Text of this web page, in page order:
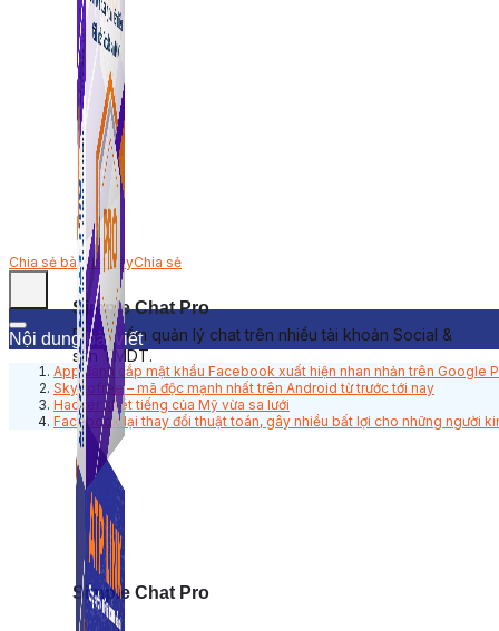
Simple Chat Pro
Phần mềm quản lý chat trên nhiều tài khoản Social &
sàn TMDT.
Simple Chat Pro
Chia sẻ bài viết nàyChia sẻ
Nội dung bài viết
App đánh cắp mật khẩu Facebook xuất hiện nhan nhản trên Google
Skygofree – mã độc mạnh nhất trên Android từ trước tới nay
Hacker khét tiếng của Mỹ vừa sa lưới
Facebook lại thay đổi thuật toán, gây nhiều bất lợi cho những người